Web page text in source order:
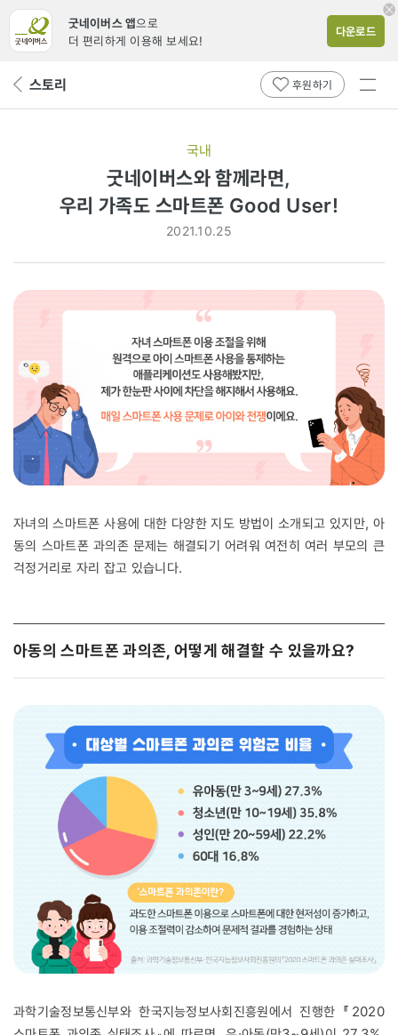
굿네이버스 앱으로
더 편리하게 이용해 보세요!
다운로드
뒤 스토리 후원하기
전체
국내
스마트폰
Good
User!
굿네이버스와 함께라면,
우리 가족도 스마트폰 Good User!
2021.10.25
자녀의 스마트폰 사용에 대한 다양한 지도 방법이 소개되고 있지만, 아
동의 스마트폰 과의존 문제는 해결되기 어려워 여전히 여러 부모의 큰
걱정거리로 자리 잡고 있습니다.
아동의 스마트폰 과의존, 어떻게 해결할 수 있을까요?
과학기술정보통신부와 한국지능정보사회진흥원에서 진행한 『2020